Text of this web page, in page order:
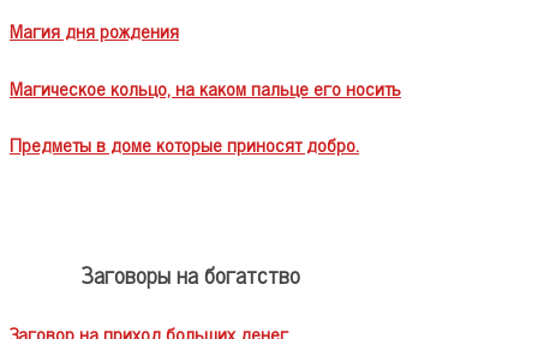
Магия дня рождения
Магическое кольцо, на каком пальце его носить
Предметы в доме которые приносят добро.
Заговоры на богатство